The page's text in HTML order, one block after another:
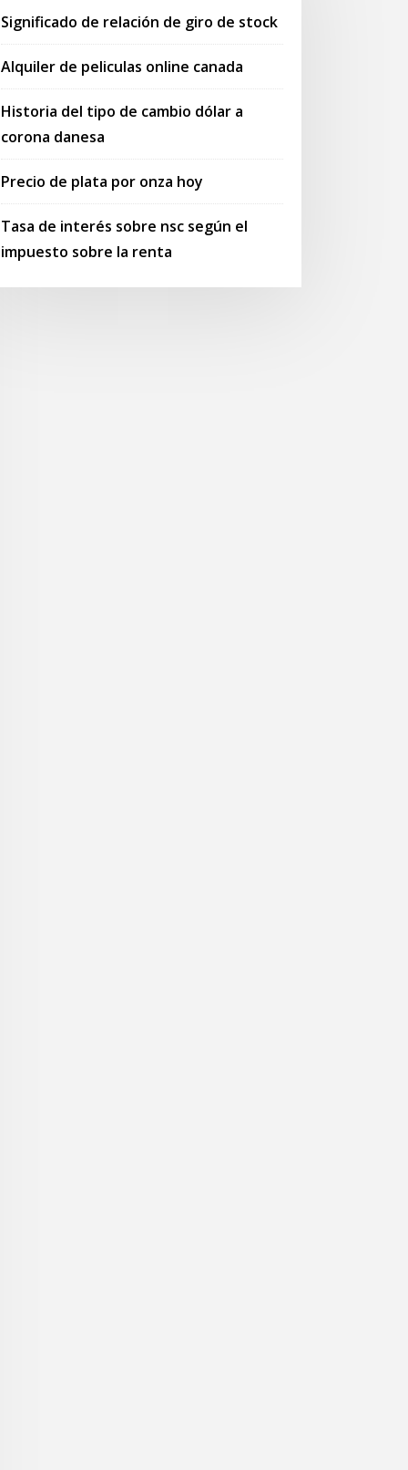
Significado de relación de giro de stock
Alquiler de peliculas online canada
Historia del tipo de cambio dólar a
corona danesa
Precio de plata por onza hoy
Tasa de interés sobre nsc según el
impuesto sobre la renta